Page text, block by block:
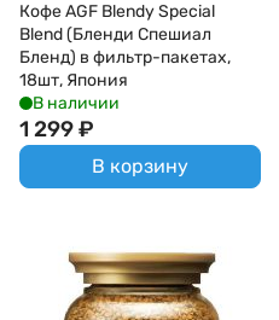
Кофе AGF Blendy Special
Blend (Бленди Спешиал
Бленд) в фильтр-пакетах,
18шт, Япония
В наличии
1 299₽
В корзину